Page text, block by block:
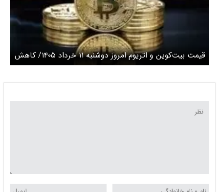
قیمت بیت‌کوین و اتریوم امروز دوشنبه ۱۱ خرداد ۱۴۰۵/ کاهش
قیمت بیت‌کوین